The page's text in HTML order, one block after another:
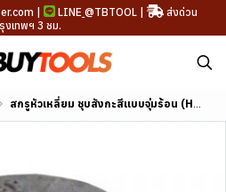
| LINE @TBTOOL |
ส่งด่วน
งเทพฯ 3 ชม.
สกรูหัวเหลี่ยม ชุบสังกะสีแบบจุ่มร้อน (HDG)